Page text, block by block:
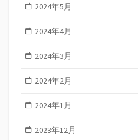
2024年5月
2024年4月
2024年3月
2024年2月
2024年1月
2023年12月